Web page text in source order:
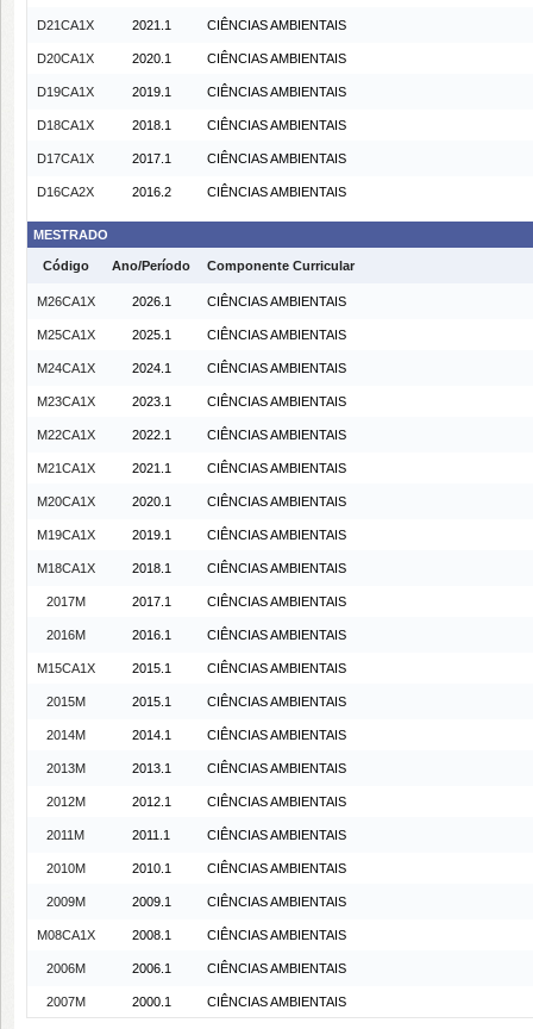
D21CA1X 2021.1 CIÊNCIAS AMBIENTAIS
D20CA1X 2020.1 CIÊNCIAS AMBIENTAIS
D19CA1X 2019.1 CIÊNCIAS AMBIENTAIS
D18CA1X 2018.1 CIÊNCIAS AMBIENTAIS
D17CA1X 2017.1 CIÊNCIAS AMBIENTAIS
D16CA2X 2016.2 CIÊNCIAS AMBIENTAIS
MESTRADO
Código Ano/Período Componente Curricular
M26CA1X 2026.1 CIÊNCIAS AMBIENTAIS
M25CA1X 2025.1 CIÊNCIAS AMBIENTAIS
M24CA1X 2024.1 CIÊNCIAS AMBIENTAIS
M23CA1X 2023.1 CIÊNCIAS AMBIENTAIS
M22CA1X 2022.1 CIÊNCIAS AMBIENTAIS
M21CA1X 2021.1 CIÊNCIAS AMBIENTAIS
M20CA1X 2020.1 CIÊNCIAS AMBIENTAIS
M19CA1X 2019.1 CIÊNCIAS AMBIENTAIS
M18CA1X 2018.1 CIÊNCIAS AMBIENTAIS
2017M 2017.1 CIÊNCIAS AMBIENTAIS
2016M 2016.1 CIÊNCIAS AMBIENTAIS
M15CA1X 2015.1 CIÊNCIAS AMBIENTAIS
2015M 2015.1 CIÊNCIAS AMBIENTAIS
2014M 2014.1 CIÊNCIAS AMBIENTAIS
2013M 2013.1 CIÊNCIAS AMBIENTAIS
2012M 2012.1 CIÊNCIAS AMBIENTAIS
2011M 2011.1 CIÊNCIAS AMBIENTAIS
2010M 2010.1 CIÊNCIAS AMBIENTAIS
2009M 2009.1 CIÊNCIAS AMBIENTAIS
M08CA1X 2008.1 CIÊNCIAS AMBIENTAIS
2006M 2006.1 CIÊNCIAS AMBIENTAIS
2007M 2000.1 CIÊNCIAS AMBIENTAIS